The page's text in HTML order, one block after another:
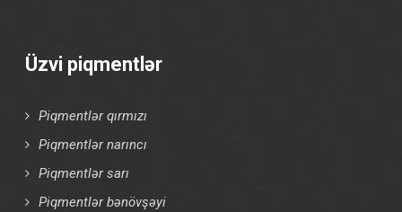
Üzvi piqmentlər
Piqmentlər qırmızı
Piqmentlər narıncı
Piqmentlər sarı
Piqmentlər bənövşəyi